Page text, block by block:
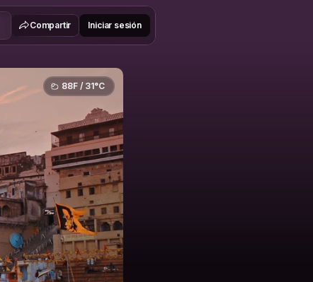
Compartir Iniciar sesión
88F / 31°C